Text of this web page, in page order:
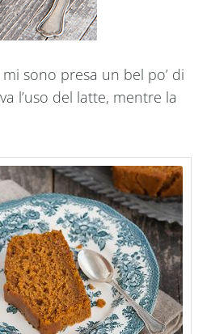
sono presa un bel po’ di
l’uso del latte, mentre la